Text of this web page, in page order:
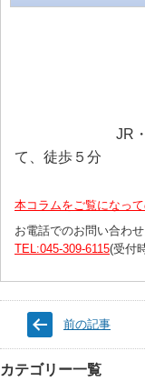
JR・私鉄「
て、徒歩５分
本コラムをご覧になっ
お電話でのお問い合わせ
TEL:045-309-6115(受付
前の記事
カテゴリー一覧